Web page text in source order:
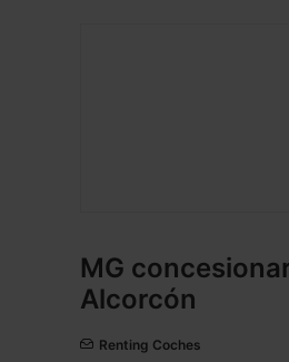
MG
Alcorcón
Renting Coches